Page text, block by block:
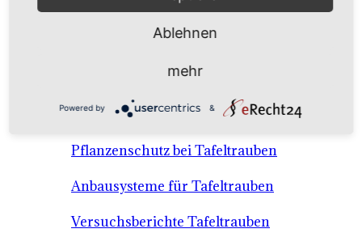
Anbausysteme & Recht
Tafeltrauben A-Z Sortenbeschreibungen
Tafeltraubenanbau - rechtliche
Voraussetzungen
Pflanzenschutz bei Tafeltrauben
Anbausysteme für Tafeltrauben
Versuchsberichte Tafeltrauben
Ablehnen
mehr
Powered by &